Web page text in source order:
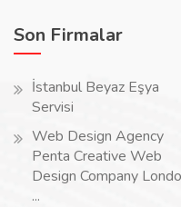
Son Firmalar
İstanbul Beyaz Eşya
Servisi
Web Design Agency
Penta Creative Web
Design Company
...